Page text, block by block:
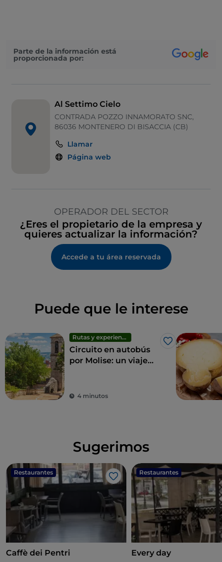
Parte de la información está
proporcionada por:
Al Settimo Cielo
CONTRADA POZZO INNAMORATO SNC,
86036 MONTENERO DI BISACCIA (CB)
Llamar
Página web
OPERADOR DEL SECTOR
¿Eres el propietario de la empresa y
quieres actualizar la información?
Accede a tu área reservada
Puede que le interese
Rutas y experiencias
Me gusta
Circuito en autobús
por Molise: un viaje
región
4 minutos
Sugerimos
Restaurantes
Me gusta
Caffè dei Pentri
Restaurantes
Every day